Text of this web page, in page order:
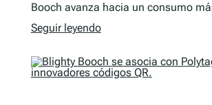
Booch avanza hacia un consumo
Seguir leyendo